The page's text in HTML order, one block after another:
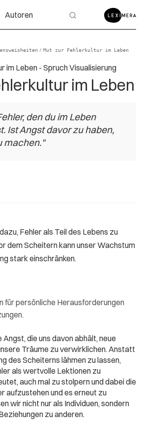
Autoren
/ Mut zur Fehlerkultur im Leben
im Leben
den du im Leben
Ist Angst davor zu haben,
machen."
Fehler als Teil des Lebens zu
dem Scheitern kann unser Wachstum
stark einschränken.
für persönliche Herausforderungen
die uns davon abhält, neue
Träume zu verwirklichen. Anstatt
des Scheiterns lähmen zu lassen,
als wertvolle Lektionen zu
auch mal zu stolpern und dabei die
aufzustehen und es erneut zu
wir nicht nur als Individuen, sondern
zu anderen.